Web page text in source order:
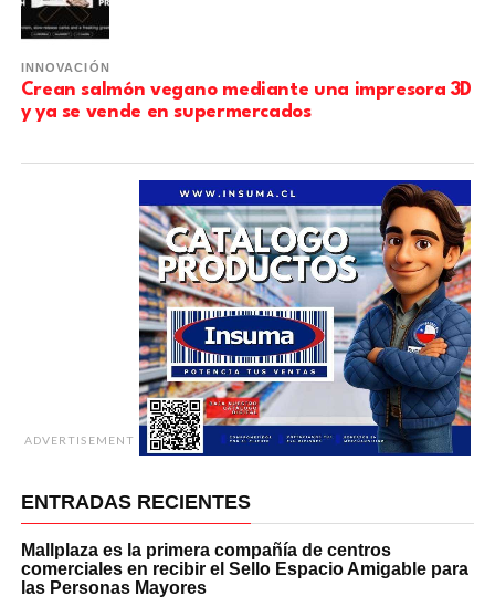
INNOVACIÓN
Crean salmón vegano mediante una impresora 3D
y ya se vende en supermercados
ADVERTISEMENT
ENTRADAS RECIENTES
Mallplaza es la primera compañía de centros
comerciales en recibir el Sello Espacio Amigable para
las Personas Mayores